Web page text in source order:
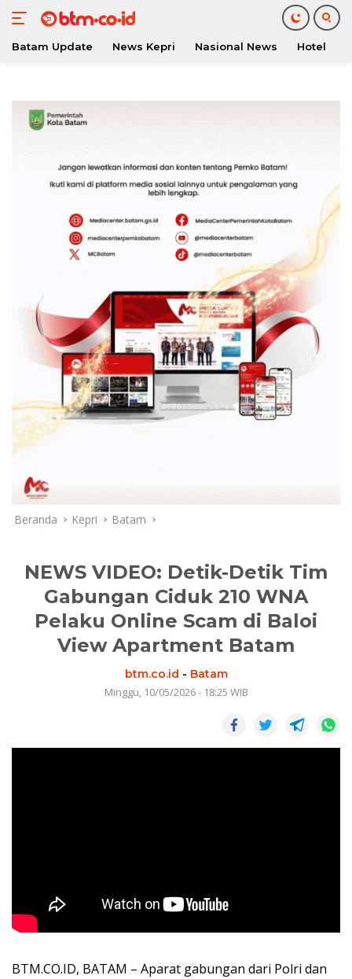
konten
Batam Update News Kepri Nasional News Hotel
Beranda Kepri Batam
NEWS VIDEO: Detik-Detik Tim
Gabungan Ciduk 210 WNA
Pelaku Online Scam di Baloi
View Apartment Batam
btm.co.id - Batam
Minggu, 10/05/2026 - 18:25 WIB
BTM.CO.ID, BATAM – Aparat gabungan dari Polri dan